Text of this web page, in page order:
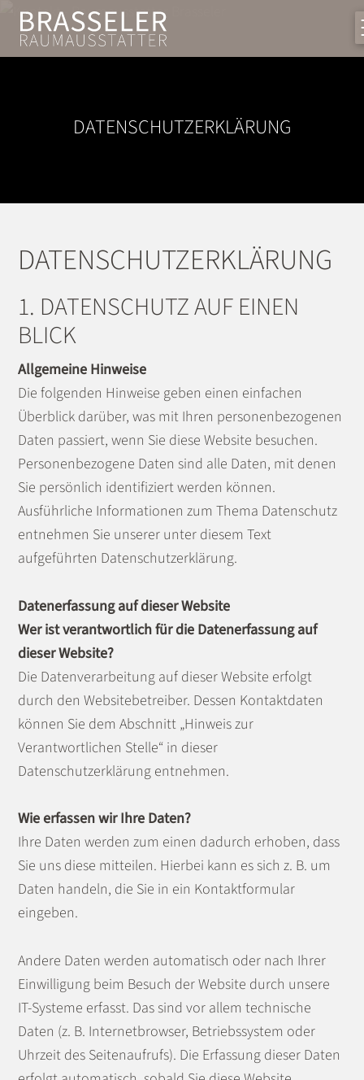
DATENSCHUTZ­ERKLÄRUNG
DATENSCHUTZ­ERKLÄRUNG
1. DATENSCHUTZ AUF EINEN
BLICK
Allgemeine Hinweise
Die folgenden Hinweise geben einen einfachen
Überblick darüber, was mit Ihren personenbezogenen
Daten passiert, wenn Sie diese Website besuchen.
Personenbezogene Daten sind alle Daten, mit denen
Sie persönlich identifiziert werden können.
Ausführliche Informationen zum Thema Datenschutz
entnehmen Sie unserer unter diesem Text
aufgeführten Datenschutzerklärung.
Datenerfassung auf dieser Website
Wer ist verantwortlich für die Datenerfassung auf
dieser Website?
Die Datenverarbeitung auf dieser Website erfolgt
durch den Websitebetreiber. Dessen Kontaktdaten
können Sie dem Abschnitt „Hinweis zur
Verantwortlichen Stelle“ in dieser
Datenschutzerklärung entnehmen.
Wie erfassen wir Ihre Daten?
Ihre Daten werden zum einen dadurch erhoben, dass
Sie uns diese mitteilen. Hierbei kann es sich z. B. um
Daten handeln, die Sie in ein Kontaktformular
eingeben.
Andere Daten werden automatisch oder nach Ihrer
Einwilligung beim Besuch der Website durch unsere
IT-Systeme erfasst. Das sind vor allem technische
Daten (z. B. Internetbrowser, Betriebssystem oder
Uhrzeit des Seitenaufrufs). Die Erfassung dieser Daten